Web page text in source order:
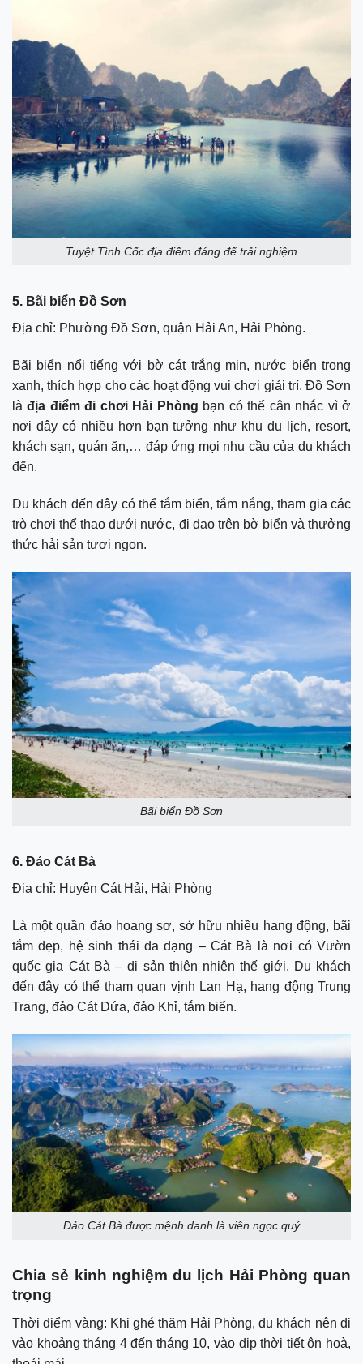
Tuyệt Tình Cốc địa điểm đáng để trải nghiệm
5. Bãi biển Đồ Sơn
Địa chỉ: Phường Đồ Sơn, quận Hải An, Hải Phòng.
Bãi biển nổi tiếng với bờ cát trắng mịn, nước biển trong
xanh, thích hợp cho các hoạt động vui chơi giải trí. Đồ Sơn
làđịa điểm đi chơi Hải Phòng bạn có thể cân nhắc vì ở
nơi đây có nhiều hơn bạn tưởng như khu du lịch, resort,
khách sạn, quán ăn,… đáp ứng mọi nhu cầu của du khách
đến.
Du khách đến đây có thể tắm biển, tắm nắng, tham gia các
trò chơi thể thao dưới nước, đi dạo trên bờ biển và thưởng
thức hải sản tươi ngon.
Bãi biển Đồ Sơn
6. Đảo Cát Bà
Địa chỉ: Huyện Cát Hải, Hải Phòng
Là một quần đảo hoang sơ, sở hữu nhiều hang động, bãi
tắm đẹp, hệ sinh thái đa dạng – Cát Bà là nơi có Vườn
quốc gia Cát Bà – di sản thiên nhiên thế giới. Du khách
đến đây có thể tham quan vịnh Lan Hạ, hang động Trung
Trang, đảo Cát Dứa, đảo Khỉ, tắm biển.
Đảo Cát Bà được mệnh danh là viên ngọc quý
Chia sẻ kinh nghiệm du lịch Hải Phòng quan
trọng
Thời điểm vàng: Khi ghé thăm Hải Phòng, du khách nên đi
vào khoảng tháng 4 đến tháng 10, vào dịp thời tiết ôn hoà,